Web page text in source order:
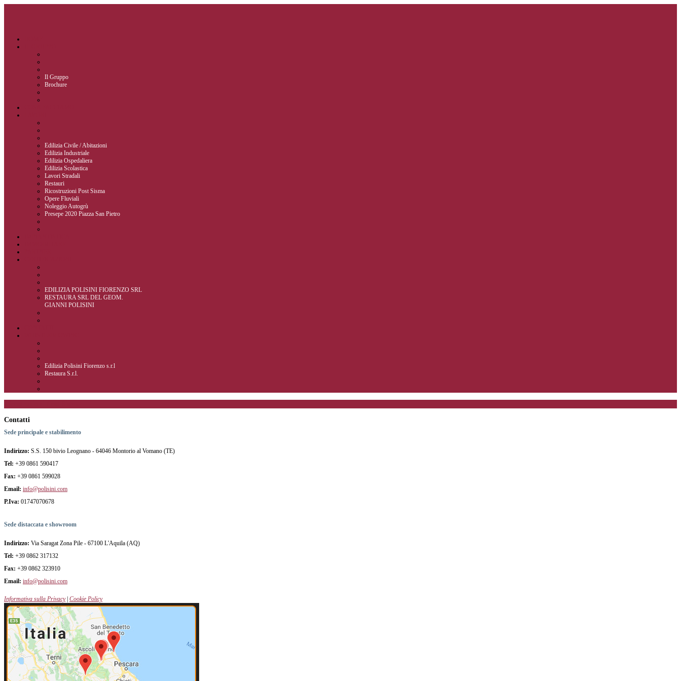
Il Gruppo
Brochure
Edilizia Civile / Abitazioni
Edilizia Industriale
Edilizia Ospedaliera
Edilizia Scolastica
Lavori Stradali
Restauri
Ricostruzioni Post Sisma
Opere Fluviali
Noleggio Autogrù
Presepe 2020 Piazza San Pietro
EDILIZIA POLISINI FIORENZO SRL
RESTAURA SRL DEL GEOM.
GIANNI POLISINI
Edilizia Polisini Fiorenzo s.r.l
Restaura S.r.l.
Contatti
Sede principale e stabilimento
Indirizzo: S.S. 150 bivio Leognano - 64046 Montorio al Vomano (TE)
Tel: +39 0861 590417
Fax: +39 0861 599028
Email: info@polisini.com
P.Iva: 01747070678
Sede distaccata e showroom
Indirizzo: Via Saragat Zona Pile - 67100 L'Aquila (AQ)
Tel: +39 0862 317132
Fax: +39 0862 323910
Email: info@polisini.com
Informativa sulla Privacy| Cookie Policy